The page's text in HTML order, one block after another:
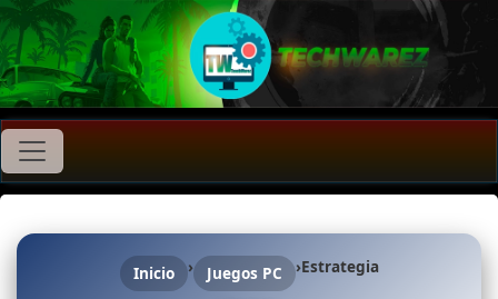
Inicio › Juegos PC ›Estrategia